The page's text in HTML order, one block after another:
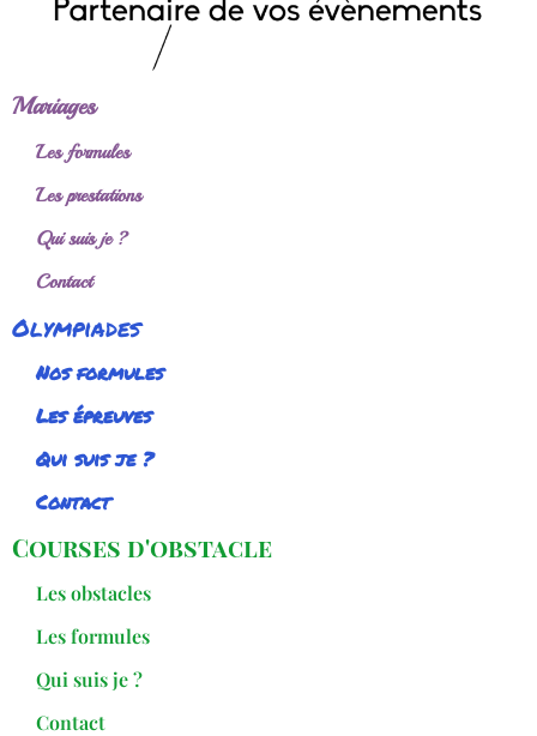
Mariages
Les formules
Les prestations
Qui suis je ?
Contact
Olympiades
Nos formules
Les épreuves
Qui suis je ?
Contact
Courses d'obstacle
Les obstacles
Les formules
Qui suis je ?
Contact